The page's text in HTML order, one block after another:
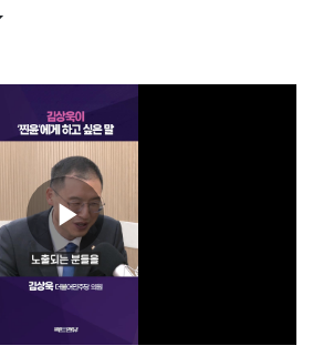
Play
Video